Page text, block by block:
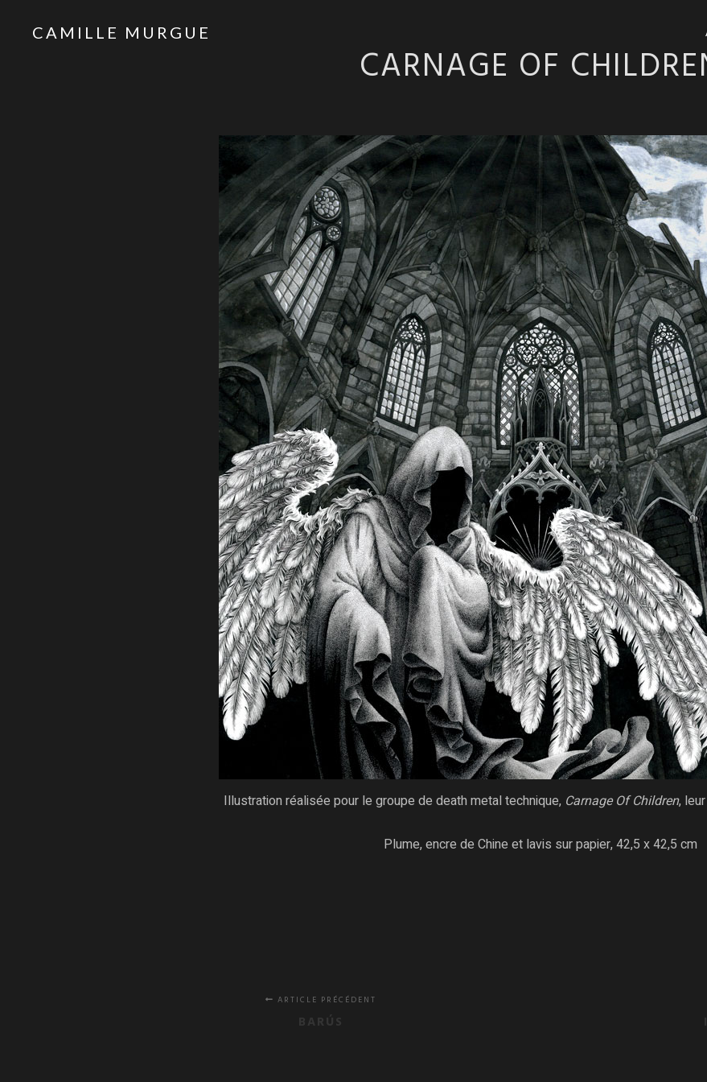
CAMILLE MURGUE
CARNAGE OF
Illustration réalisée pour le groupe de death metal technique, Carnage Of Children,
Plume, encre de Chine et lavis sur papier, 42,5 x 42,5 cm
ARTICLE PRÉCÉDENT
BARÚS